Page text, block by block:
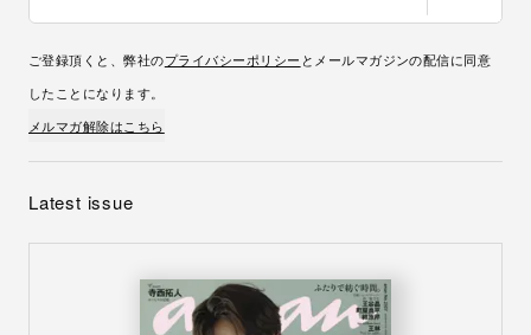
ご登録頂くと、弊社のプライバシーポリシー とメールマガジンの配信に同意
したことになります。
メルマガ解除はこちら
Latest issue